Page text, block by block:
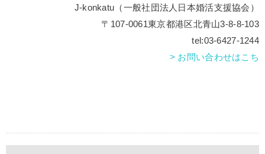
J-konkatu（一般社団法人日本婚活支援協会）
〒107-0061東京都港区北青山3-8-8-103
tel:03-6427-1244
> お問い合わせはこち